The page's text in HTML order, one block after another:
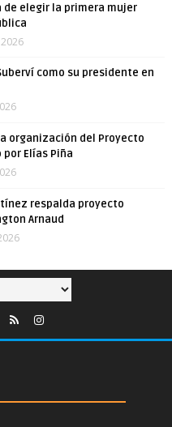
elegir la primera mujer
como su presidente en
organización del Proyecto
Elías Piña
respalda proyecto
Arnaud